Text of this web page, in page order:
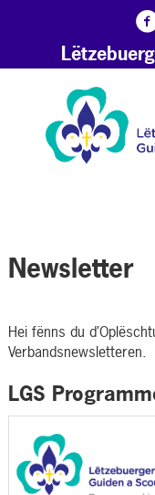
Newsletter
Hei fënns du
Verbandsnewsletteren.
LGS